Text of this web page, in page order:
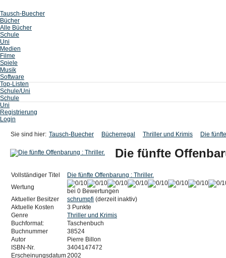
Tausch-Buecher
Bücher
Alle Bücher
Schule
Uni
Medien
Filme
Spiele
Musik
Software
Top-Listen
Schule/Uni
Schule
Uni
Registrierung
Login
Sie sind hier: Tausch-Buecher Bücherregal Thriller und Krimis Die
Die fünfte
Vollständiger Titel
Die fünfte Offenbarung : Thriller.
Wertung
bei 0 Bewertungen
Aktueller Besitzer
schrumpfi (derzeit inaktiv)
Aktuelle Kosten
3 Punkte
Genre
Thriller und Krimis
Buchformat:
Taschenbuch
Buchnummer
38524
Autor
Pierre Billon
ISBN-Nr.
3404147472
Erscheinungsdatum2002